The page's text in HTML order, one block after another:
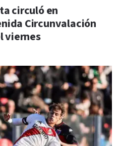
circuló en
Circunvalación
viernes